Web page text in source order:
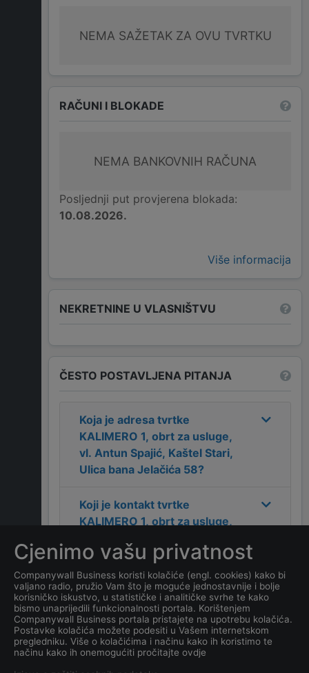
NEMA SAŽETAK ZA OVU TVRTKU
RAČUNI I BLOKADE
NEMA BANKOVNIH RAČUNA
Posljednji put provjerena blokada:
10.08.2026.
Više informacija
NEKRETNINE U VLASNIŠTVU
ČESTO POSTAVLJENA PITANJA
Koja je adresa tvrtke
KALIMERO 1, obrt za usluge,
vl. Antun Spajić, Kaštel Stari,
Ulica bana Jelačića 58?
Koji je kontakt tvrtke
KALIMERO 1, obrt za usluge,
Ulica bana Jelačića 58?
Koji je datum osnivanja
tvrtkeKALIMERO 1, obrt za
usluge, vl. Antun Spajić,
Kaštel Stari, Ulica bana
Jelačića 58?
Cjenimo vašu privatnost
Companywall Business koristi kolačiće (engl. cookies) kako bi
valjano radio, pružio Vam što je moguće jednostavnije i bolje
korisničko iskustvo, u statističke i analitičke svrhe te kako
bismo unaprijedili funkcionalnosti portala. Korištenjem
Companywall Business portala pristajete na upotrebu kolačića.
Postavke kolačića možete podesiti u Vašem internetskom
pregledniku. Više o kolačićima i načinu kako ih koristimo te
načinu kako ih onemogućiti pročitajte ovdje